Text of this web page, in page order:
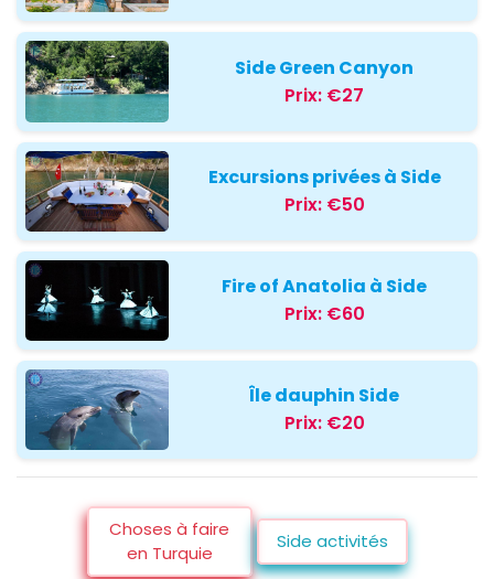
Side Green Canyon
Prix: €27
Excursions privées à Side
Prix: €50
Fire of Anatolia à Side
Prix: €60
Île dauphin Side
Prix: €20
Choses à faire
en Turquie
Side activités